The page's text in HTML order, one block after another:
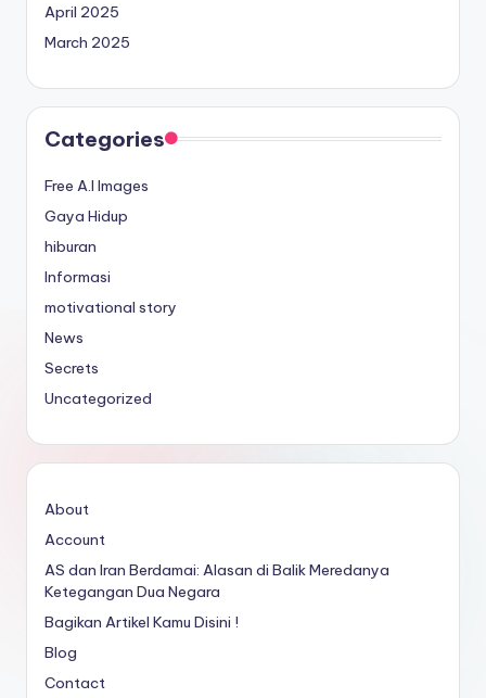
April 2025
March 2025
Categories
Free A.I Images
Gaya Hidup
hiburan
Informasi
motivational story
News
Secrets
Uncategorized
About
Account
AS dan Iran Berdamai: Alasan di Balik Meredanya
Ketegangan Dua Negara
Bagikan Artikel Kamu Disini !
Blog
Contact